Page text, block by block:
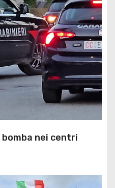
nei centri